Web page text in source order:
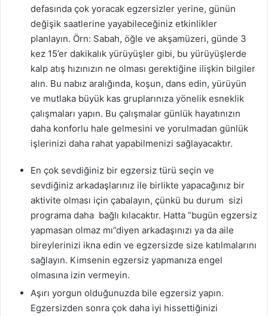
defasında çok yoracak egzersizler yerine, günün
değişik saatlerine yayabileceğiniz etkinlikler
planlayın. Örn: Sabah, öğle ve akşamüzeri, günde 3
kez 15’er dakikalık yürüyüşler gibi, bu yürüyüşlerde
kalp atış hızınızın ne olması gerektiğine ilişkin bilgiler
alın. Bu nabız aralığında, koşun, dans edin, yürüyün
ve mutlaka büyük kas gruplarınıza yönelik esneklik
çalışmaları yapın. Bu çalışmalar günlük hayatınızın
daha konforlu hale gelmesini ve yorulmadan günlük
işlerinizi daha rahat yapabilmenizi sağlayacaktır.
En çok sevdiğiniz bir egzersiz türü seçin ve
sevdiğiniz arkadaşlarınız ile birlikte yapacağınız bir
aktivite olması için çabalayın, çünkü bu durum sizi
programa daha bağlı kılacaktır. Hatta “bugün egzersiz
yapmasan olmaz mı”diyen arkadaşınızı ya da aile
bireylerinizi ikna edin ve egzersizde size katılmalarını
sağlayın. Kimsenin egzersiz yapmanıza engel
olmasına izin vermeyin.
Aşırı yorgun olduğunuzda bile egzersiz yapın.
Egzersizden sonra çok daha iyi hissettiğinizi